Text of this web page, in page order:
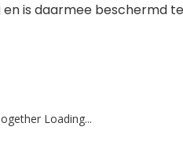
is daarmee beschermd
Loading...